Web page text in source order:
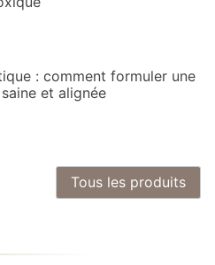
: comment formuler une
et alignée
Tous les produits